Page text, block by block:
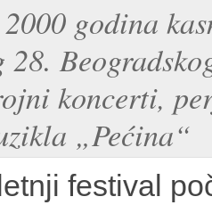
godina
28.
koncerti,
„Pećina“
festival